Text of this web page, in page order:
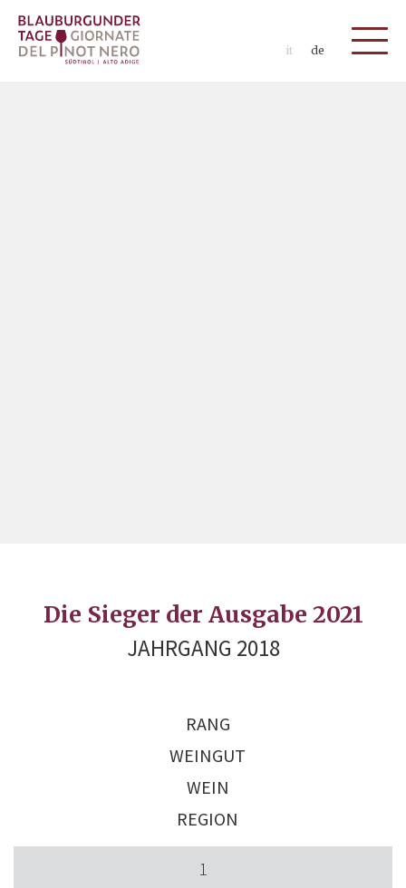
it de
Die Sieger der Ausgabe 2021
JAHRGANG 2018
RANG
WEINGUT
WEIN
REGION
1